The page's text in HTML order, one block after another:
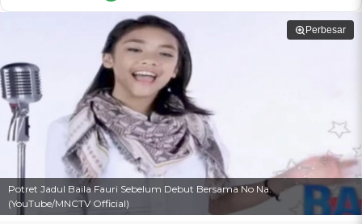
Perbesar
Potret Jadul Baila Fauri Sebelum Debut Bersama No Na.
(YouTube/MNCTV Official)